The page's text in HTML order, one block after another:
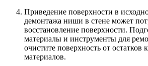
Приведение поверхности в
демонтажа ниши в стене может
восстановление поверхности.
материалы и инструменты для
очистите поверхность от остатков
материалов.